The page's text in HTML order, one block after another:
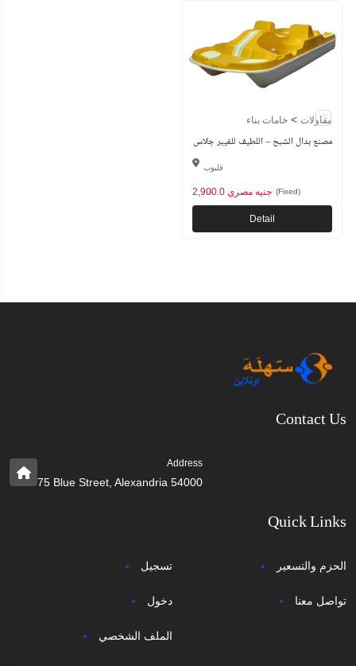
مقاولات > خامات بناء
مصنع بدال الشبح – اللطيف للفيبر جلاس
قليوب
2,900.0 جنيه مصري (Fixed)
Detail
Contact Us
Address
75 Blue Street, Alexandria 54000
Quick Links
تسجيل
دخول
الملف الشخصي
الحزم والتسعير
تواصل معنا